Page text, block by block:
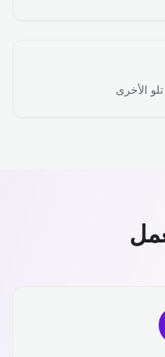
الأخرى